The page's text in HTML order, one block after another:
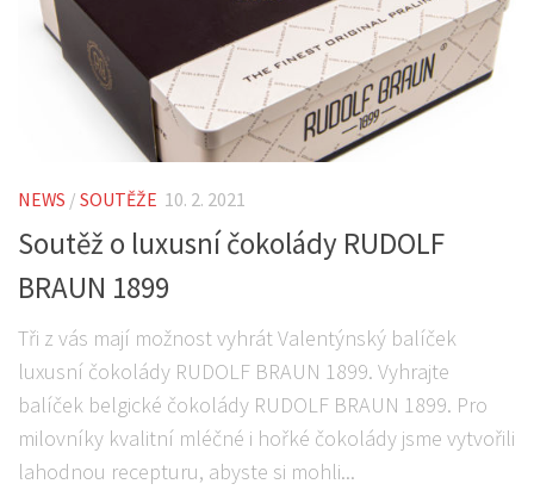
NEWS / SOUTĚŽE 10. 2. 2021
Soutěž o luxusní čokolády RUDOLF
BRAUN 1899
Tři z vás mají možnost vyhrát Valentýnský balíček
luxusní čokolády RUDOLF BRAUN 1899. Vyhrajte
balíček belgické čokolády RUDOLF BRAUN 1899. Pro
milovníky kvalitní mléčné i hořké čokolády jsme vytvořili
lahodnou recepturu, abyste si mohli...